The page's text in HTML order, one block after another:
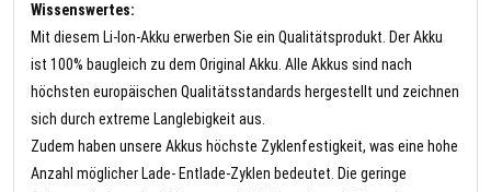
Wissenswertes:
Mit diesem Li-Ion-Akku erwerben Sie ein Qualitätsprodukt. Der Akku
ist 100% baugleich zu dem Original Akku. Alle Akkus sind nach
höchsten europäischen Qualitätsstandards hergestellt und zeichnen
sich durch extreme Langlebigkeit aus.
Zudem haben unsere Akkus höchste Zyklenfestigkeit, was eine hohe
Anzahl möglicher Lade- Entlade-Zyklen bedeutet. Die geringe